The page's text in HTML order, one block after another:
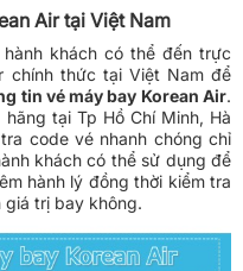
Air tại Việt Nam
khách có thể đến trực
chính thức tại Việt Nam để
tin vé máy bay Korean Air.
tại Tp Hồ Chí Minh, Hà
code vé nhanh chóng chỉ
khách có thể sử dụng để
hành lý đồng thời kiểm tra
trị bay không.